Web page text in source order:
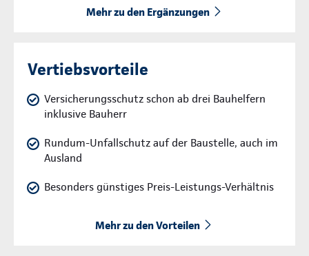
Mehr zu den Ergänzungen
Vertiebsvorteile
Versicherungsschutz schon ab drei Bauhelfern
inklusive Bauherr
Rundum-Unfallschutz auf der Baustelle, auch im
Ausland
Besonders günstiges Preis-Leistungs-Verhältnis
Mehr zu den Vorteilen